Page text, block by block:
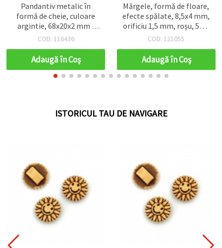
Pandantiv metalic în
formă de cheie, culoare
argintie, 68x20x2 mm -
set de 4 bucăți, pentru
COD: 116436
Adaugă în Coş
Mărgele, formă de floare,
efecte spălate, 8,5x4 mm,
orificiu 1,5 mm, roșu, 50 g
(~290 buc.)
COD: 121055
Adaugă în Coş
ISTORICUL TAU DE NAVIGARE